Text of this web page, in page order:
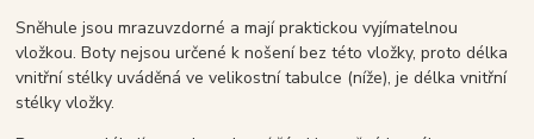
Sněhule jsou mrazuvzdorné a mají praktickou vyjímatelnou
vložkou. Boty nejsou určené k nošení bez této vložky, proto délka
vnitřní stélky uváděná ve velikostní tabulce (níže), je délka vnitřní
stélky vložky.